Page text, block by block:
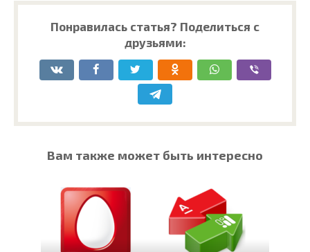
Понравилась статья? Поделиться с
друзьями:
Вам также может быть интересно